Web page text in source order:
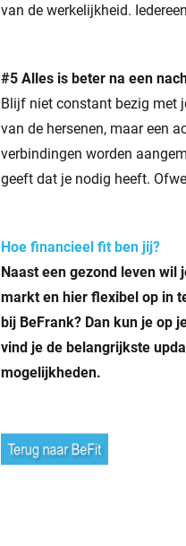
van de werkelijkheid.
#5 Alles is beter na een
Blijf niet constant bezig met
van de hersenen, maar een
verbindingen worden
geeft dat je nodig heeft.
Hoe financieel fit ben jij?
Naast een gezond leven wil
markt en hier fl­exibel op in
bij BeFrank? Dan kun je op
vind je de belangrijkste
mogelijkheden.